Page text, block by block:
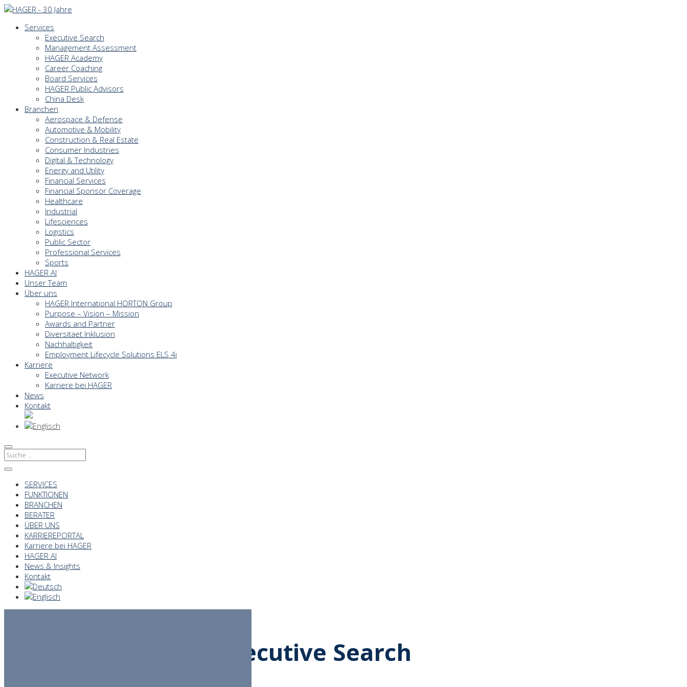
Services
Executive Search
Management Assessment
HAGER Academy
Career Coaching
Board Services
HAGER Public Advisors
China Desk
Branchen
Aerospace & Defense
Automotive & Mobility
Construction & Real Estate
Consumer Industries
Digital & Technology
Energy and Utility
Financial Services
Financial Sponsor Coverage
Healthcare
Industrial
Lifesciences
Logistics
Public Sector
Professional Services
Sports
HAGER AI
Unser Team
Über uns
HAGER International HORTON Group
Purpose – Vision – Mission
Awards and Partner
Diversitaet Inklusion
Nachhaltigkeit
Employment Lifecycle Solutions ELS 4i
Karriere
Executive Network
Karriere bei HAGER
News
Kontakt
SERVICES
FUNKTIONEN
BRANCHEN
BERATER
ÜBER UNS
KARRIEREPORTAL
Karriere bei HAGER
HAGER AI
News & Insights
Kontakt
100 Jahre Executive Search